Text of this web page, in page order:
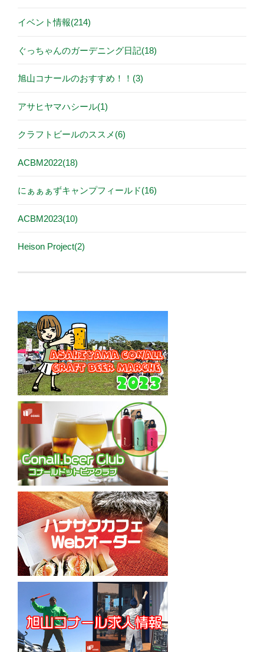
イベント情報(214)
ぐっちゃんのガーデニング日記(18)
旭山コナールのおすすめ！！(3)
アサヒヤマハシール(1)
クラフトビールのススメ(6)
ACBM2022(18)
にぁぁぁずキャンプフィールド(16)
ACBM2023(10)
Heison Project(2)